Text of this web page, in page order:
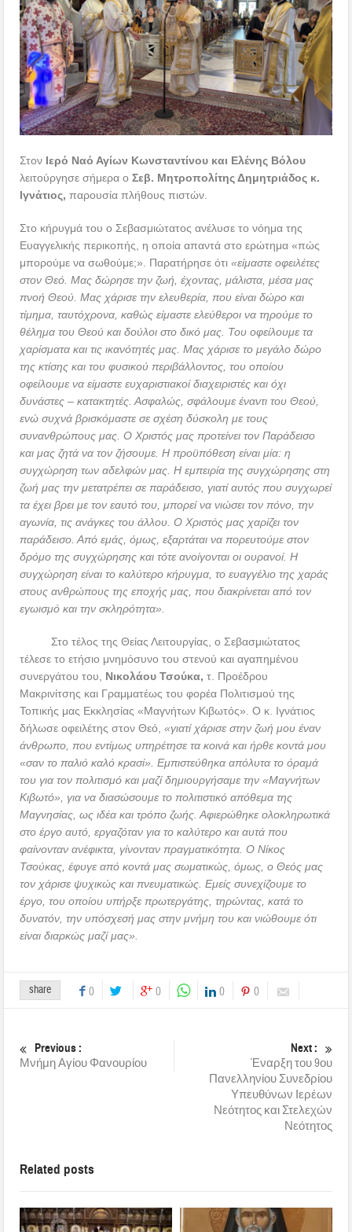
Στον Ιερό Ναό Αγίων Κωνσταντίνου και Ελένης Βόλου
λειτούργησε σήμερα οΣεβ. Μητροπολίτης Δημητριάδος κ.
Ιγνάτιος, παρουσία πλήθους πιστών.
Στο κήρυγμά του ο Σεβασμιώτατος ανέλυσε το νόημα της
Ευαγγελικής περικοπής, η οποία απαντά στο ερώτημα «πώς
μπορούμε να σωθούμε;». Παρατήρησε ότι«είμαστε οφειλέτες
στον Θεό. Μας δώρησε την ζωή, έχοντας, μάλιστα, μέσα μας
πνοή Θεού. Μας χάρισε την ελευθερία, που είναι δώρο και
τίμημα, ταυτόχρονα, καθώς είμαστε ελεύθεροι να τηρούμε το
θέλημα του Θεού και δούλοι στο δικό μας. Του οφείλουμε τα
χαρίσματα και τις ικανότητές μας. Μας χάρισε το μεγάλο δώρο
της κτίσης και του φυσικού περιβάλλοντος, του οποίου
οφείλουμε να είμαστε ευχαριστιακοί διαχειριστές και όχι
δυνάστες – κατακτητές. Ασφαλώς, σφάλουμε έναντι του Θεού,
ενώ συχνά βρισκόμαστε σε σχέση δύσκολη με τους
συνανθρώπους μας. Ο Χριστός μας προτείνει τον Παράδεισο
και μας ζητά να τον ζήσουμε. Η προϋπόθεση είναι μία: η
συγχώρηση των αδελφών μας. Η εμπειρία της συγχώρησης στη
ζωή μας την μετατρέπει σε παράδεισο, γιατί αυτός που συγχωρεί
τα έχει βρει με τον εαυτό του, μπορεί να νιώσει τον πόνο, την
αγωνία, τις ανάγκες του άλλου. Ο Χριστός μας χαρίζει τον
παράδεισο. Από εμάς, όμως, εξαρτάται να πορευτούμε στον
δρόμο της συγχώρησης και τότε ανοίγονται οι ουρανοί. Η
συγχώρηση είναι το καλύτερο κήρυγμα, το ευαγγέλιο της χαράς
στους ανθρώπους της εποχής μας, που διακρίνεται από τον
εγωισμό και την σκληρότητα».
Στο τέλος της Θείας Λειτουργίας, ο Σεβασμιώτατος
τέλεσε το ετήσιο μνημόσυνο του στενού και αγαπημένου
συνεργάτου του, Νικολάου Τσούκα, τ. Προέδρου
Μακρινίτσης και Γραμματέως του φορέα Πολιτισμού της
Τοπικής μας Εκκλησίας «Μαγνήτων Κιβωτός». Ο κ. Ιγνάτιος
δήλωσε οφειλέτης στον Θεό,«γιατί χάρισε στην ζωή μου έναν
άνθρωπο, που εντίμως υπηρέτησε τα κοινά και ήρθε κοντά μου
«σαν το παλιό καλό κρασί». Εμπιστεύθηκα απόλυτα το όραμά
του για τον πολιτισμό και μαζί δημιουργήσαμε την «Μαγνήτων
Κιβωτό», για να διασώσουμε το πολιτιστικό απόθεμα της
Μαγνησίας, ως ιδέα και τρόπο ζωής. Αφιερώθηκε ολοκληρωτικά
στο έργο αυτό, εργαζόταν για το καλύτερο και αυτά που
φαίνονταν ανέφικτα, γίνονταν πραγματικότητα. Ο Νίκος
Τσούκας, έφυγε από κοντά μας σωματικώς, όμως, ο Θεός μας
τον χάρισε ψυχικώς και πνευματικώς. Εμείς συνεχίζουμε το
έργο, του οποίου υπήρξε πρωτεργάτης, τηρώντας, κατά το
δυνατόν, την υπόσχεσή μας στην μνήμη του και νιώθουμε ότι
είναι διαρκώς μαζί μας».
share 0 0 0 0
Previous :
Μνήμη Αγίου Φανουρίου
Next :
Έναρξη του 9ου
Πανελληνίου Συνεδρίου
Υπευθύνων Ιερέων
Νεότητος και Στελεχών
Νεότητος
Related posts